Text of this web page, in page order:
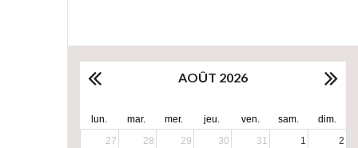
AOÛT 2026
lun. mar. mer. jeu. ven. sam.
dim.
27
28 29 30 31 1 2